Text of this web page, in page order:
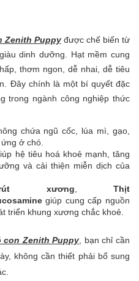
Zenith Puppyđược chế biến từ
dinh dưỡng. Hạt mềm cung
thơm ngon, dễ nhai, dễ tiêu
Đây chính là một bí quyết đặc
trong ngành công nghiệp thức
chứa ngũ cốc, lúa mì, gạo,
ở chó.
hệ tiêu hoá khoẻ mạnh, tăng
và cải thiện miễn dịch của
xương
Thịt
giúp cung cấp nguồn
triển khung xương chắc khoẻ.
con Zenith Puppy , bạn chỉ cần
không cần thiết phải bổ sung